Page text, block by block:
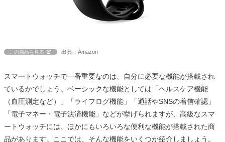
この商品を見る 出典：Amazon
スマートウォッチで一番重要なのは、自分に必要な機能が搭載され
ているかでしょう。ベーシックな機能としては「ヘルスケア機能
（血圧測定など）」「ライフログ機能」「通話やSNSの着信確認」
「電子マネー・電子決済機能」などが挙げられますが、高級なスマ
ートウォッチには、ほかにもいろいろな便利な機能が搭載された商
品があります。ここでは、そんな機能をいくつか紹介しましょう。